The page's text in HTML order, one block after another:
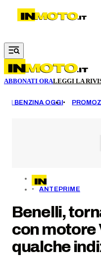
Vai al contenuto principale
ABBONATI ORALEGGI LA
BENZINA OGGI
ANTEPRIME
Benelli,
con motore
qualche